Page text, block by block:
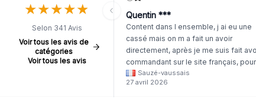
★★★★★
★★★★★
Selon 341 Avis
Voir tous les avis de
catégories
Voir tous les avis
Quentin ***
Content dans l ensemble, j ai eu une
cassé mais on m a fait un avoir
directement, après je me suis fait
commandant sur le site français,
il était évident que les produits était
même langue mais raté tout est en
Sauzé-vaussais
27 avril 2026